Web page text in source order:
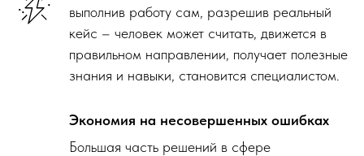
выполнив работу сам, разрешив реальный
кейс – человек может считать, движется в
правильном направлении, получает полезные
знания и навыки, становится специалистом.
Экономия на несовершенных ошибках
Большая часть решений в сфере